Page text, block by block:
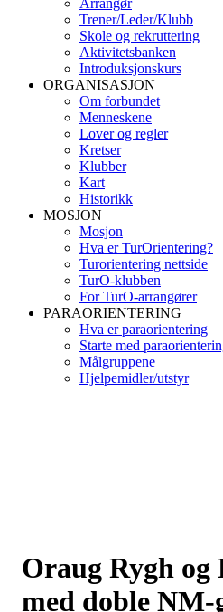
Arrangør
Trener/Leder/Klubb
Skole og rekruttering
Aktivitetsbanken
Introduksjonskurs
ORGANISASJON
Om forbundet
Menneskene
Lover og regler
Kretser
Klubber
Kart
Historikk
MOSJON
Mosjon
Hva er TurOrientering?
Turorientering nettside
TurO-klubben
For TurO-arrangører
PARAORIENTERING
Hva er paraorientering
Starte med
Målgruppene
Hjelpemidler/utstyr
Oraug Rygh og
med doble